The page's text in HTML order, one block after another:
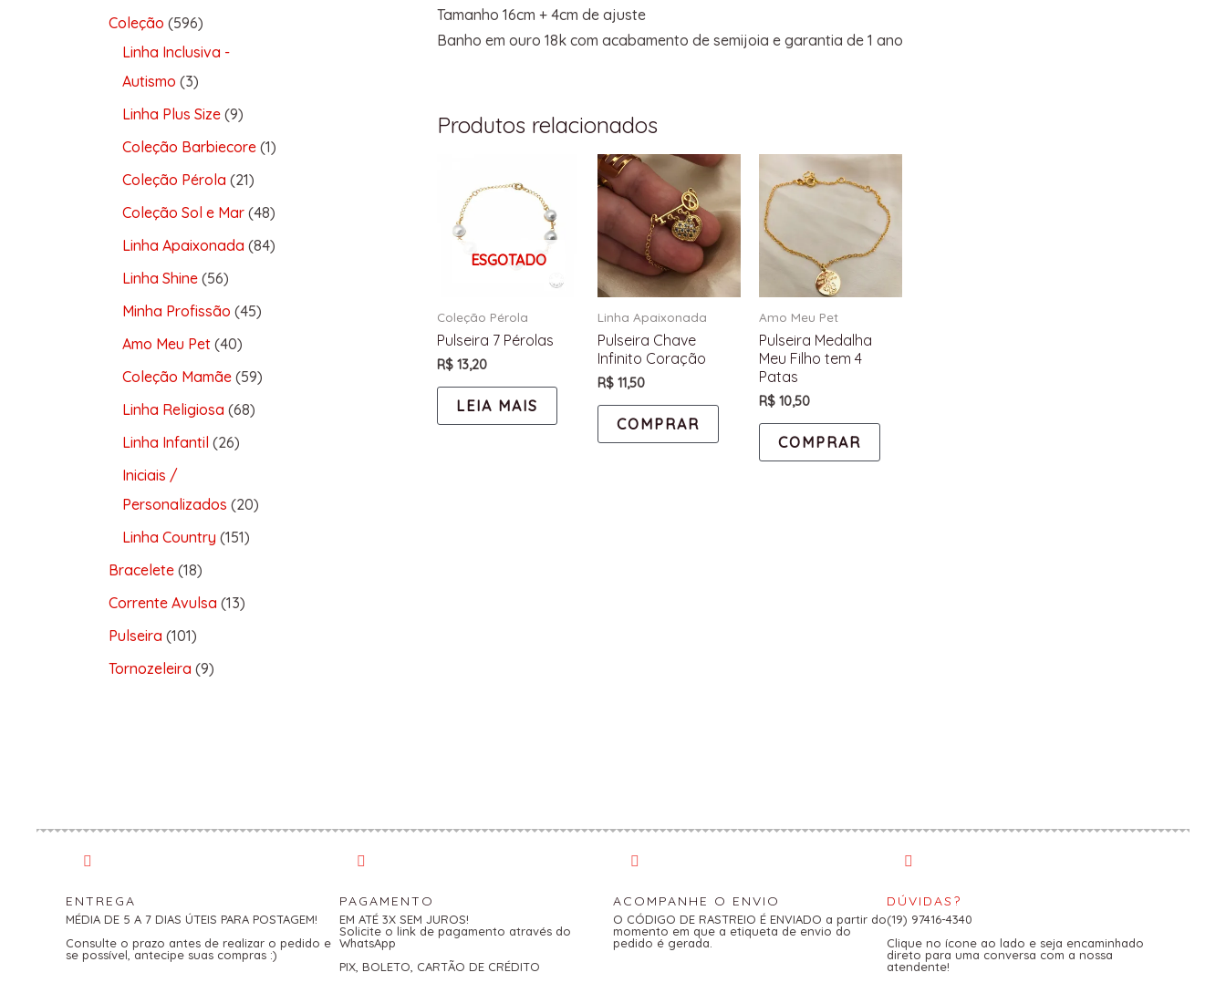
Coleção 596
Linha Inclusiva -
Autismo 3
Linha Plus Size 9
Coleção Barbiecore 1
Coleção Pérola 21
Coleção Sol e Mar 48
Linha Apaixonada 84
Linha Shine 56
Minha Profissão 45
Amo Meu Pet 40
Coleção Mamãe 59
Linha Religiosa 68
Linha Infantil 26
Iniciais /
Personalizados 20
Linha Country 151
Bracelete 18
Corrente Avulsa 13
Pulseira 101
Tornozeleira 9
Tamanho 16cm + 4cm de ajuste
Banho em ouro 18k com acabamento de semijoia e garantia de 1 ano
Produtos relacionados
ESGOTADO
Coleção Pérola
Pulseira 7 Pérolas
R$13,20
LEIA MAIS
Linha Apaixonada
Pulseira Chave
Infinito Coração
R$ 11,50
COMPRAR
Amo Meu Pet
Pulseira Medalha
Meu Filho tem 4
Patas
R$ 10,50
COMPRAR
ENTREGA
MÉDIA DE 5 A 7 DIAS ÚTEIS PARA POSTAGEM!
Consulte o prazo antes de realizar o pedido e
se possível, antecipe suas compras :)
PAGAMENTO
EM ATÉ 3X SEM JUROS!
Solicite o link de pagamento através do
WhatsApp
PIX, BOLETO, CARTÃO DE CRÉDITO
ACOMPANHE O ENVIO
O CÓDIGO DE RASTREIO É ENVIADO a partir do
momento em que a etiqueta de envio do
pedido é gerada.
DÚVIDAS?
(19) 97416-4340
Clique no ícone ao lado e seja encaminhado
direto para uma conversa com a nossa
atendente!